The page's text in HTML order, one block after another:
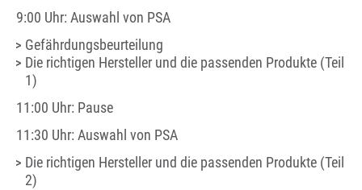
9:00 Uhr: Auswahl von PSA
Gefährdungsbeurteilung
Die richtigen Hersteller und die passenden Produkte (Teil
1)
11:00 Uhr: Pause
11:30 Uhr: Auswahl von PSA
Die richtigen Hersteller und die passenden Produkte (Teil
2)